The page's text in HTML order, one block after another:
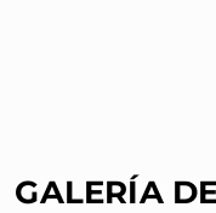
GALERÍA